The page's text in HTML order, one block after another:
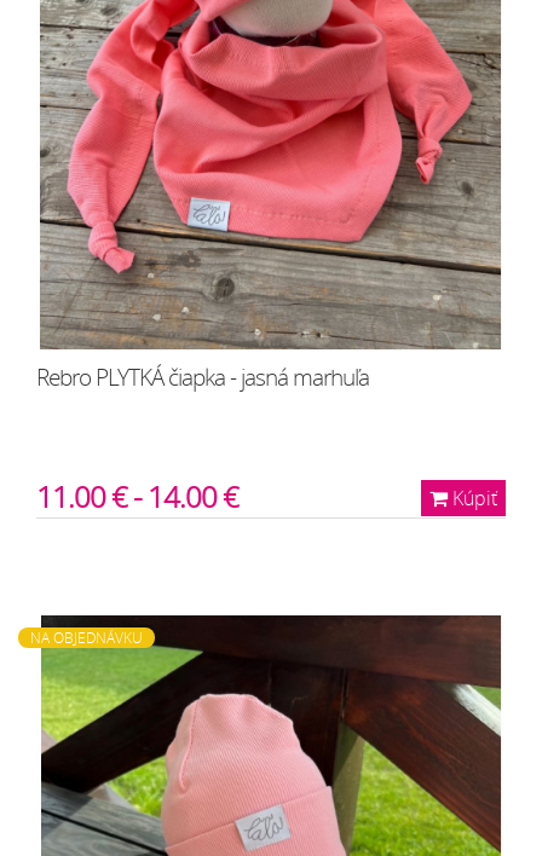
Rebro PLYTKÁ čiapka - jasná marhuľa
Kúpiť
11.00 € - 14.00 €
NA OBJEDNÁVKU